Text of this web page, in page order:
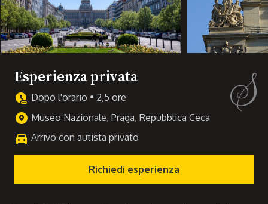
Esperienza privata
Dopo l'orario • 2,5 ore
Museo Nazionale, Praga, Repubblica Ceca
Arrivo con autista privato
Richiedi esperienza